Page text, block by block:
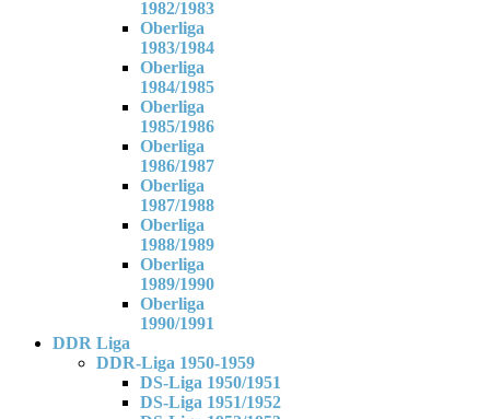
1982/1983
Oberliga
1983/1984
Oberliga
1984/1985
Oberliga
1985/1986
Oberliga
1986/1987
Oberliga
1987/1988
Oberliga
1988/1989
Oberliga
1989/1990
Oberliga
1990/1991
DDR Liga
DDR-Liga 1950-1959
DS-Liga 1950/1951
DS-Liga 1951/1952